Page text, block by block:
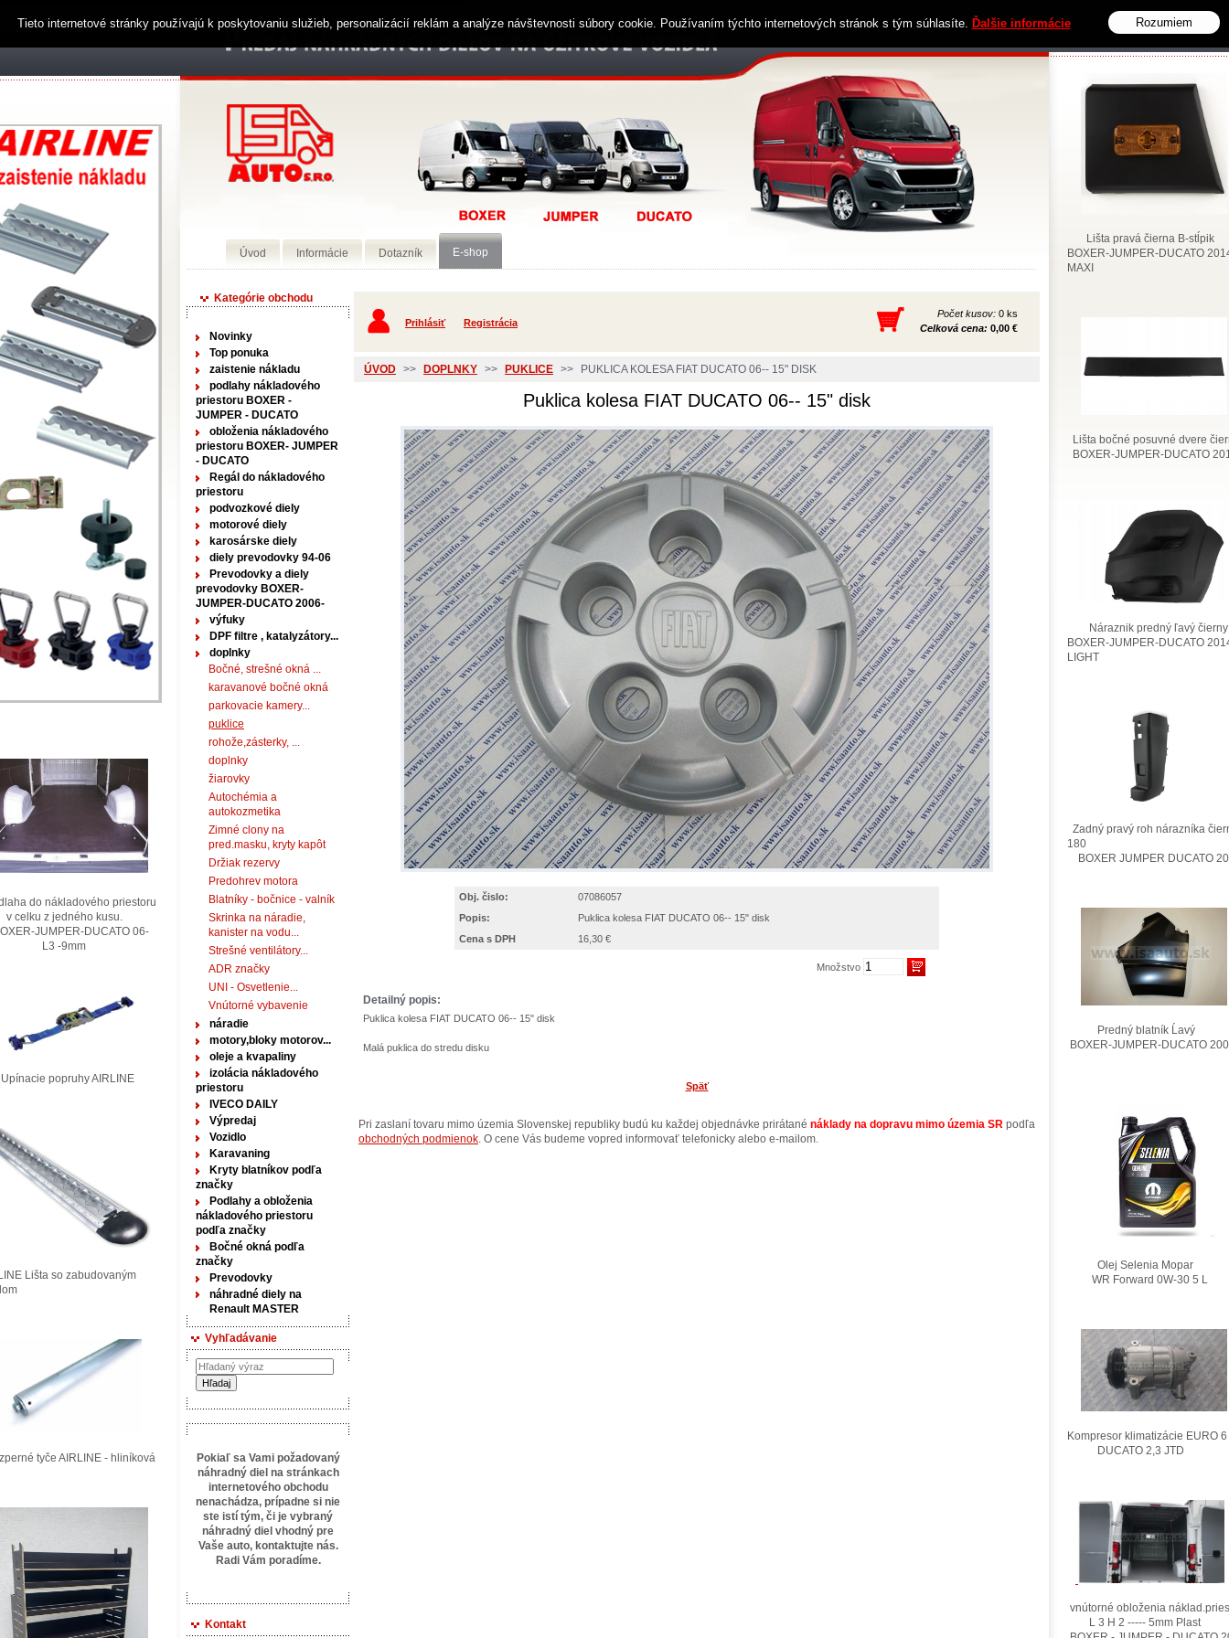
Obchodné podmienky Kontakt
Kategórie obchodu
Novinky
Top ponuka
zaistenie nákladu
podlahy nákladového
priestoru BOXER -
JUMPER - DUCATO
obloženia nákladového
priestoru BOXER- JUMPER
- DUCATO
Regál do nákladového
priestoru
podvozkové diely
motorové diely
karosárske diely
diely prevodovky 94-06
Prevodovky a diely
prevodovky BOXER-
JUMPER-DUCATO 2006-
výfuky
DPF filtre , katalyzátory...
doplnky
Bočné, strešné okná ...
karavanové bočné okná
parkovacie kamery...
puklice
rohože,zásterky, ...
doplnky
žiarovky
Autochémia a
autokozmetika
Zimné clony na
pred.masku, kryty kapôt
Držiak rezervy
Predohrev motora
Blatníky - bočnice - valník
Skrinka na náradie,
kanister na vodu...
Strešné ventilátory...
ADR značky
UNI - Osvetlenie...
Vnútorné vybavenie
náradie
motory,bloky motorov...
oleje a kvapaliny
izolácia nákladového
priestoru
IVECO DAILY
Výpredaj
Vozidlo
Karavaning
Kryty blatníkov podľa
značky
Podlahy a obloženia
nákladového priestoru
podľa značky
Bočné okná podľa
značky
Prevodovky
náhradné diely na
Renault MASTER
Vyhľadávanie
Pokiaľ sa Vami požadovaný
náhradný diel na stránkach
internetového obchodu
nenachádza, prípadne si nie
ste istí tým, či je vybraný
náhradný diel vhodný pre
Vaše auto, kontaktujte nás.
Radi Vám poradíme.
Kontakt
Prihlásiť Registrácia
Počet kusov: 0 ks
Celková cena: 0,00 €
ÚVOD >> DOPLNKY >> PUKLICE >> PUKLICA KOLESA FIAT DUCATO 06-- 15" DISK
Puklica kolesa FIAT DUCATO 06-- 15" disk
Obj. čislo:
07086057
Popis:
Puklica kolesa FIAT DUCATO 06-- 15" disk
Cena s DPH
16,30 €
Množstvo
Detailný popis:
Puklica kolesa FIAT DUCATO 06-- 15" disk
Malá puklica do stredu disku
Späť
Pri zaslaní tovaru mimo územia Slovenskej republiky budú ku každej objednávke prirátané náklady na dopravu mimo územia SR podľa
obchodných podmienok. O cene Vás budeme vopred informovať telefonicky alebo e-mailom.
Úvod Informácie Dotazník E-shop
do nákladového priestoru
z jedného kusu.
JUMPER-DUCATO 06-
-9mm
popruhy AIRLINE
Lišta so zabudovaným
tyče AIRLINE - hliníková
Lišta pravá čierna B-stĺpik
BOXER-JUMPER-DUCATO
MAXI
Lišta bočné posuvné dvere
BOXER-JUMPER-DUCATO
Náraznik predný ľavý čierny
BOXER-JUMPER-DUCATO
LIGHT
Zadný pravý roh nárazníka
180
BOXER JUMPER DUCATO
Predný blatník Ĺavý
BOXER-JUMPER-DUCATO
Olej Selenia Mopar
WR Forward 0W-30 5 L
Kompresor klimatizácie EURO 6
DUCATO 2,3 JTD
vnútorné obloženia
L 3 H 2 ----- 5mm Plast
Tieto internetové stránky používajú k poskytovaniu služieb, personalizácií reklám a analýze návštevnosti súbory cookie. Používaním týchto internetových stránok s tým súhlasíte. Ďalšie informácie Rozumiem